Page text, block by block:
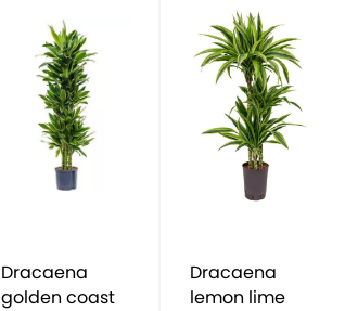
Dracaena
golden coast
Dracaena
lemon lime